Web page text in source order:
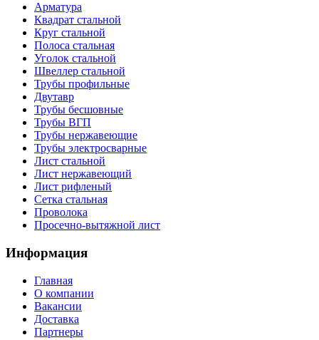
Арматура
Квадрат стальной
Круг стальной
Полоса стальная
Уголок стальной
Швеллер стальной
Трубы профильные
Двутавр
Трубы бесшовные
Трубы ВГП
Трубы нержавеющие
Трубы электросварные
Лист стальной
Лист нержавеющий
Лист рифленый
Сетка стальная
Проволока
Просечно-вытяжной лист
Информация
Главная
О компании
Вакансии
Доставка
Партнеры